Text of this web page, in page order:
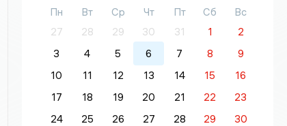
Пн Вт Ср Чт Пт Сб
Вс
27
28 29 30 31 1
2
3
4 5 6 7 8
9
10
11 12 13 14 15
16
17
18 19 20 21 22
23
24
25 26 27 28 29
30